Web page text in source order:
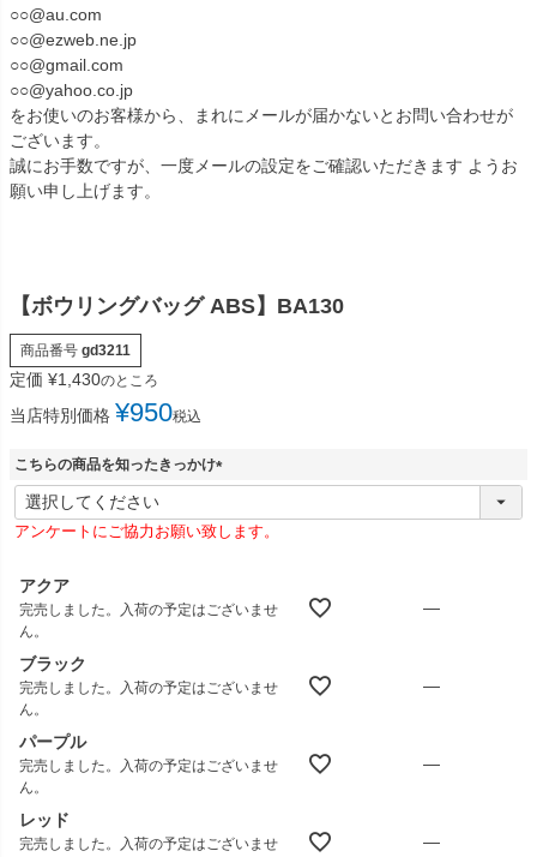
○○@au.com
○○@ezweb.ne.jp
○○@gmail.com
○○@yahoo.co.jp
をお使いのお客様から、まれにメールが届かないとお問い合わせが
ございます。
誠にお手数ですが、一度メールの設定をご確認いただきます ようお
願い申し上げます。
【ボウリングバッグ ABS】BA130
商品番号 gd3211
定価 ¥1,430のところ
当店特別価格 ¥950税込
こちらの商品を知ったきっかけ
(
須
アンケートにご協力お願い致します。
アクア
完売しました。入荷の予定はございませ
ん。
—
ブラック
完売しました。入荷の予定はございませ
ん。
—
パープル
完売しました。入荷の予定はございませ
ん。
—
レッド
完売しました。入荷の予定はございませ
—